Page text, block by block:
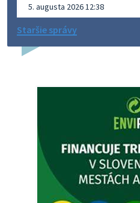
5. augusta 2026 12:38
Dovolenka - MUDr. Marián
budeZATVORENÁ z dôvodu
prípady bude riešiť
Zajtrajší zvoz odpadu
Vážený občan, zajtra 5. 8. sa
4. augusta 2026 15:30
Staršie správy